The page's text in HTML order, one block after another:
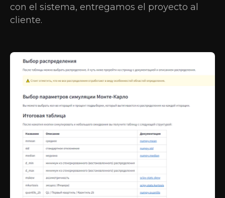
con el sistema, entregamos el proyecto al
cliente.